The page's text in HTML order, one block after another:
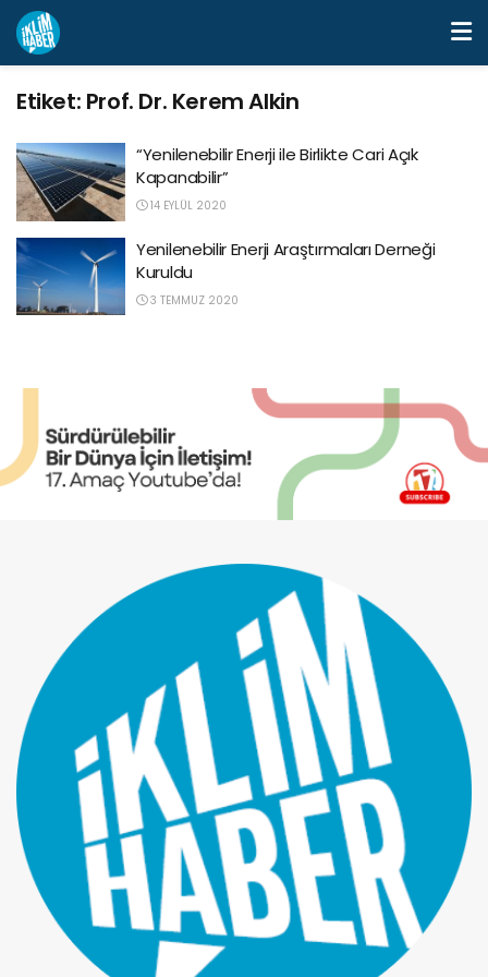
Etiket: Prof. Dr. Kerem Alkin
“Yenilenebilir Enerji ile Birlikte Cari Açık
Kapanabilir”
14 EYLÜL 2020
Yenilenebilir Enerji Araştırmaları Derneği
Kuruldu
3 TEMMUZ 2020